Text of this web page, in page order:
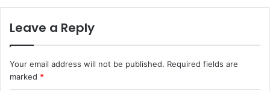
Leave a Reply
Your email address will not be published. Required fields are
marked *